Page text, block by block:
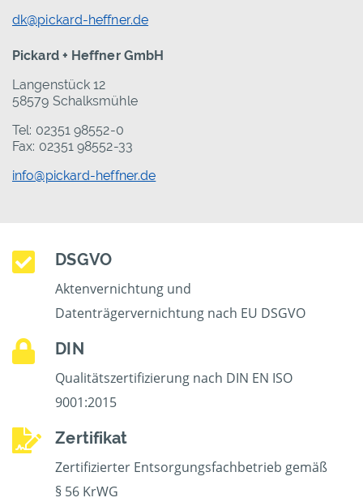
dk@pickard-heffner.de
Pickard + Heffner GmbH
Langenstück 12
58579 Schalksmühle
Tel: 02351 98552-0
Fax: 02351 98552-33
info@pickard-heffner.de
DSGVO
Aktenvernichtung und
Datenträgervernichtung nach EU DSGVO
DIN
Qualitätszertifizierung nach DIN EN ISO
9001:2015
Zertifikat
Zertifizierter Entsorgungsfachbetrieb gemäß
§ 56 KrWG